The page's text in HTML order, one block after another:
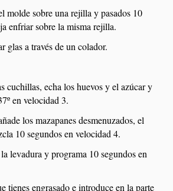
molde sobre una rejilla y pasados 10
enfriar sobre la misma rejilla.
glas a través de un colador.
cuchillas, echa los huevos y el azúcar y
en velocidad 3.
los mazapanes desmenuzados, el
10 segundos en velocidad 4.
levadura y programa 10 segundos en
tienes engrasado e introduce en la parte